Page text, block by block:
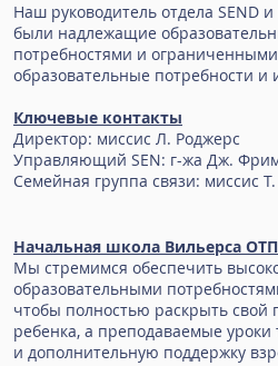
Наш руководитель отдела SEND
были надлежащие
потребностями и
образовательные потребности
Ключевые контакты
Директор: миссис Л. Роджерс
Управляющий SEN: г-жа Дж.
Семейная группа связи: миссис
Начальная школа Вильерса
Мы стремимся обеспечить
образовательными
чтобы полностью раскрыть свой
ребенка, а преподаваемые
и дополнительную поддержку